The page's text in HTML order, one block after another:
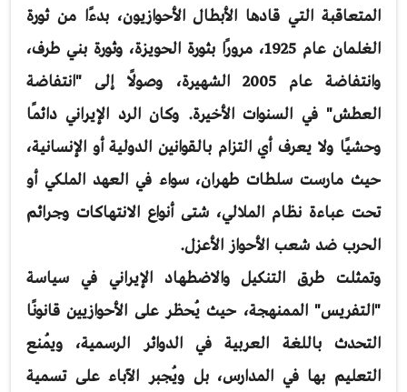
المتعاقبة التي قادها الأبطال الأحوازيون، بدءًا من ثورة
الغلمان عام 1925، مرورًا بثورة الحويزة، وثورة بني طرف،
وانتفاضة عام 2005 الشهيرة، وصولًا إلى "انتفاضة
العطش" في السنوات الأخيرة. وكان الرد الإيراني دائمًا
وحشيًا ولا يعرف أي التزام بالقوانين الدولية أو الإنسانية،
حيث مارست سلطات طهران، سواء في العهد الملكي أو
تحت عباءة نظام الملالي، شتى أنواع الانتهاكات وجرائم
الحرب ضد شعب الأحواز الأعزل.
وتمثلت طرق التنكيل والاضطهاد الإيراني في سياسة
"التفريس" الممنهجة، حيث يُحظر على الأحوازيين قانونًا
التحدث باللغة العربية في الدوائر الرسمية، ويُمنع
التعليم بها في المدارس، بل ويُجبر الآباء على تسمية